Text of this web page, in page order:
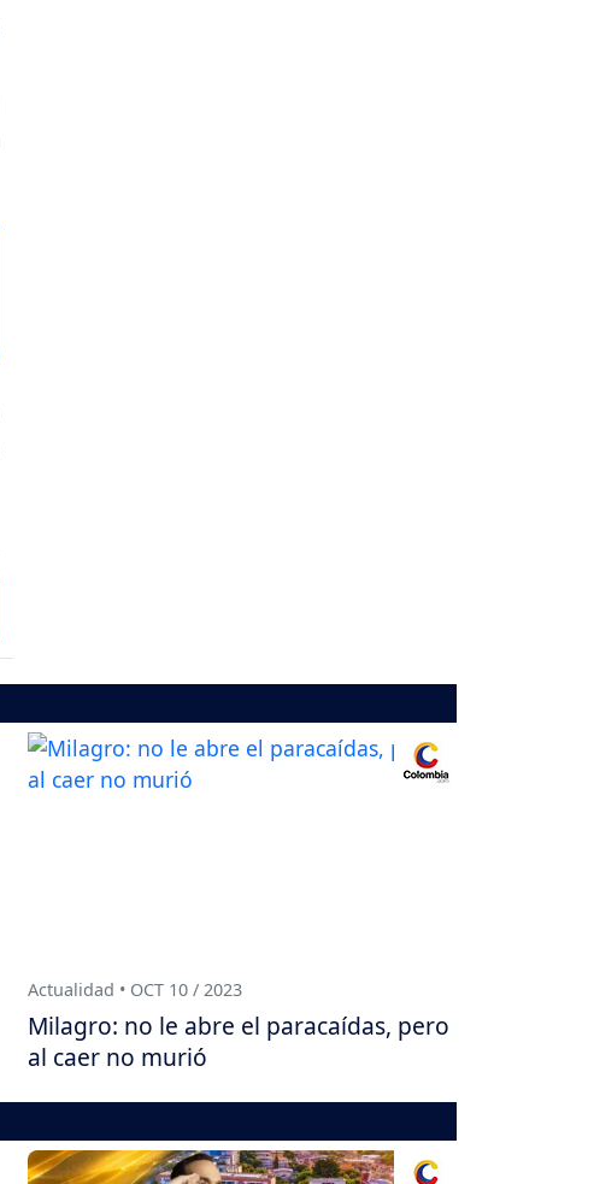
Actualidad • OCT 10 / 2023
Milagro: no le abre el paracaídas, pero
al caer no murió